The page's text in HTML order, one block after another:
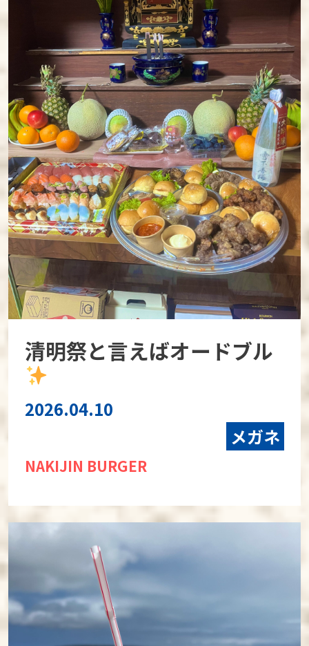
清明祭と言えばオードブル
2026.04.10
メガネ
NAKIJIN BURGER